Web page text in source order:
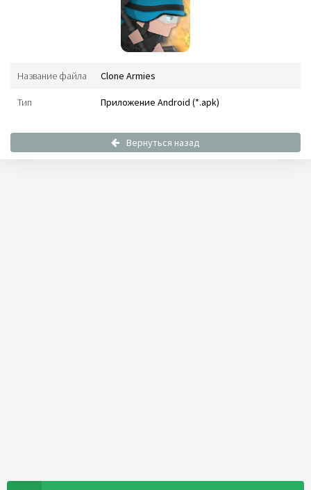
Название файла Clone Armies
Тип Приложение Android (*.apk)
Вернуться назад